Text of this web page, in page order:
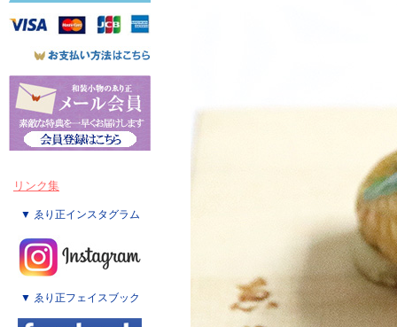
リンク集
▼ ゑり正インスタグラム
▼ ゑり正フェイスブック